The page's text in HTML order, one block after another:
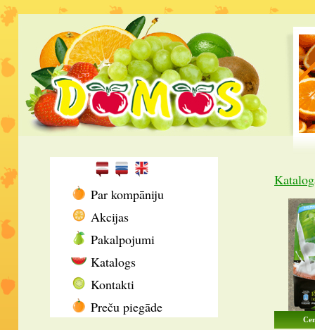
Par kompāniju
Akcijas
Pakalpojumi
Katalogs
Kontakti
Preču piegāde